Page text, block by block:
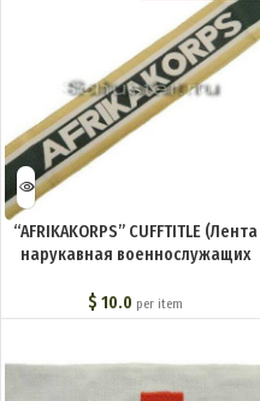
“AFRIKAKORPS” CUFFTITLE (Лента
нарукавная военнослужащих
$ 10.0 per item